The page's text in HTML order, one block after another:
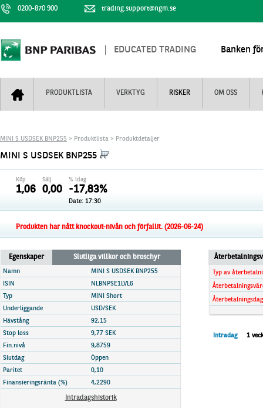
0200-870 900 trading.support@ngm.se
EDUCATED TRADING Banken
PRODUKTLISTA VERKTYG RISKER OM OSS
Mini Futures
Unlimited Turbos
Stoppade & förfallna produkter
Nyhestbrev+
Realtidskurser
Kunskapscentra+
Marknadsöversikt
Finansiell information
MINI S USDSEK BNP255 > Produktlista > Produktdetaljer
MINI S USDSEK BNP255
Köp
1,06
Sälj
0,00
% idag
-17,83%
Date: 17:30
Produkten har nått knockout-nivån och förfallit. (2026-06-24)
Egenskaper Slutliga villkor och broschyr
Namn
MINI S USDSEK BNP255
ISIN
NLBNPSE1LVL6
Typ
MINI Short
Underliggande
USD/SEK
Hävstång
92,15
Stop loss
9,77 SEK
Fin.nivå
9,8759
Slutdag
Öppen
Paritet
0,10
Finansieringsränta (%)
4,2290
Intradagshistorik
Typ av
Återbetalningsdag
Intradag 1